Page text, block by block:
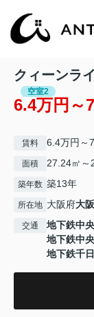
クィーンラ
空室2
6.4万円～
賃料 6.4万円～
面積 27.24㎡～
築年数 築13年
所在地 大阪府大
交通 地下鉄中
地下鉄中
地下鉄千